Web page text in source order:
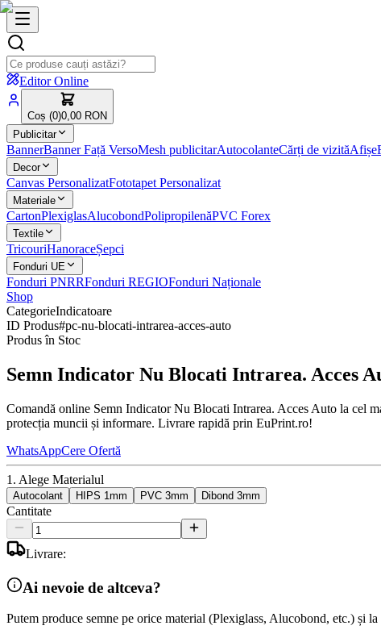
Editor Online
Coș (0)0,00 RON
Publicitar
BannerBanner Față VersoMesh publicitarAutocolanteCărți de vizităAfișe
Decor
Canvas PersonalizatFototapet Personalizat
Materiale
CartonPlexiglasAlucobondPolipropilenăPVC Forex
Textile
TricouriHanoraceȘepci
Fonduri UE
Fonduri PNRRFonduri REGIOFonduri Naționale
Shop
CategorieIndicatoare
ID Produs#pc-nu-blocati-intrarea-acces-auto
Produs în Stoc
Semn Indicator Nu Blocati Intrarea. Acces
Comandă online Semn Indicator Nu Blocati Intrarea. Acces Auto la cel
protecția muncii și informare. Livrare rapidă prin EuPrint.ro!
WhatsAppCere Ofertă
1. Alege Materialul
Autocolant HIPS 1mm PVC 3mm Dibond 3mm
Cantitate
Livrare:
Ai nevoie de altceva?
Putem produce semne pe orice material (Plexiglass, Alucobond, etc.) și